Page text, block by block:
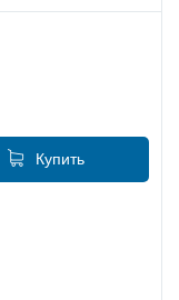
Купить